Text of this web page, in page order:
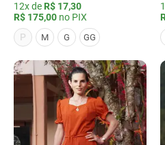
12x de R$ 17,30
R$ 175,00 no PIX
P
M G GG